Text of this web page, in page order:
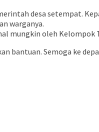
desa setempat.
warganya.
oleh Kelompok
bantuan. Semoga ke